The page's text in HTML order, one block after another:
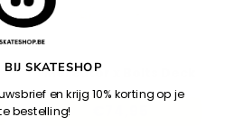
Mercator x Bolts Deck
SKATESHOP
en krijg 10% korting op je
bestelling!